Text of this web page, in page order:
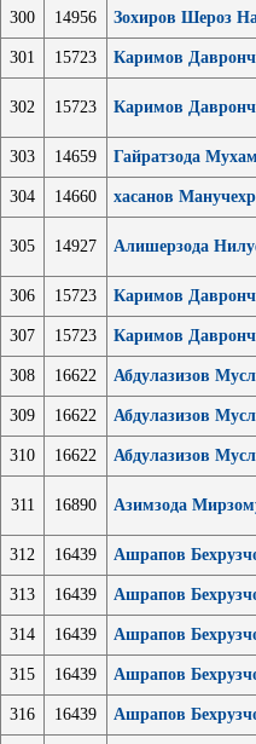
300 14956 Зохиров Шероз
301 15723 Каримов
302 15723 Каримов
303 14659 Гайратзода
304 14660 хасанов
305 14927 Алишерзода
306 15723 Каримов
307 15723 Каримов
308 16622 Абдулазизов
309 16622 Абдулазизов
310 16622 Абдулазизов
311 16890 Азимзода
312 16439 Ашрапов
313 16439 Ашрапов
314 16439 Ашрапов
315 16439 Ашрапов
316 16439 Ашрапов